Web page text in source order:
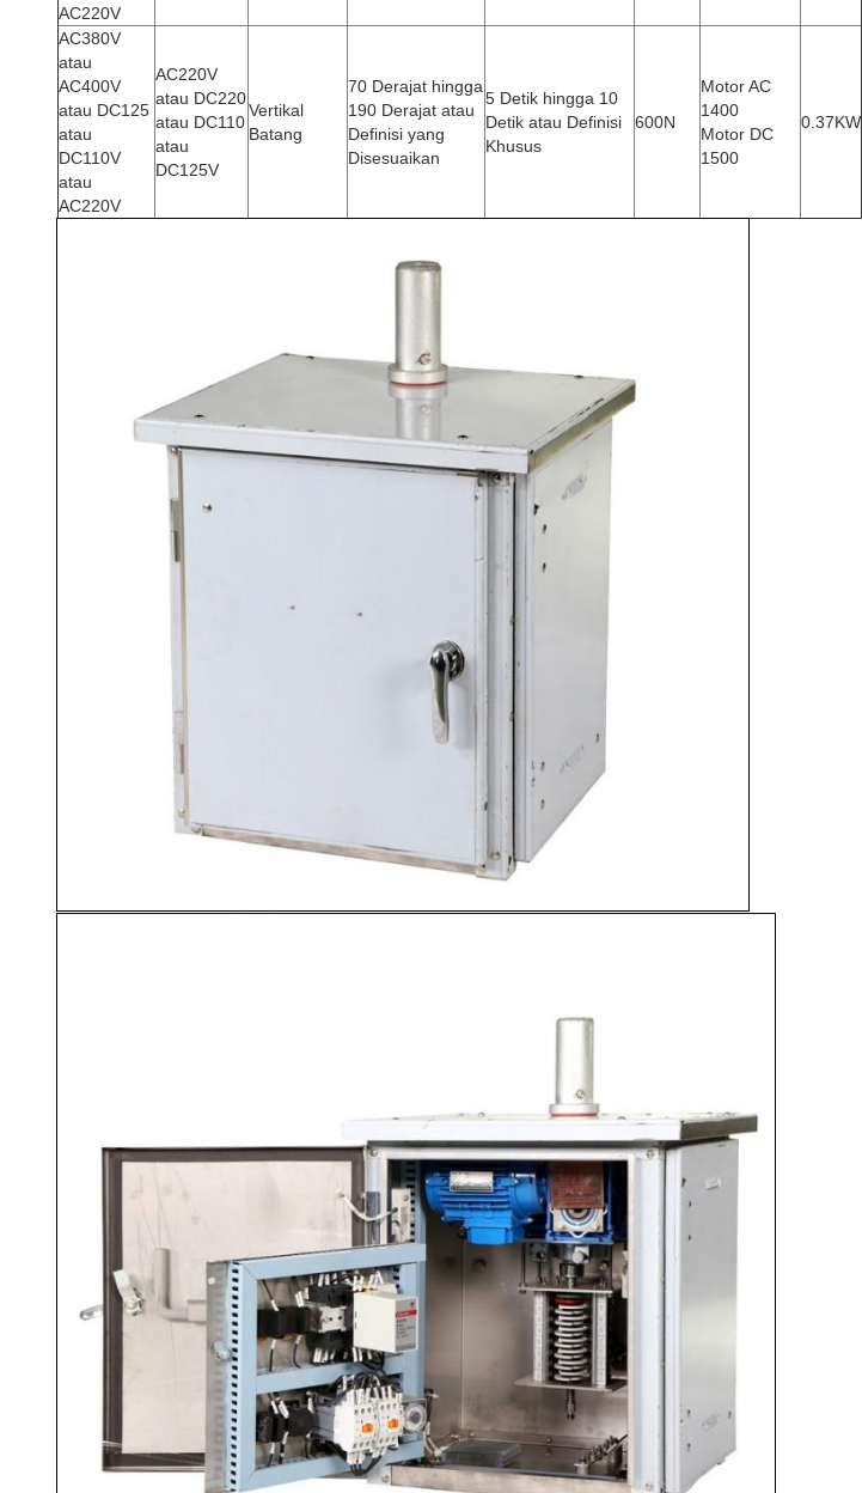
AC220V
AC380V
atau
AC400V
atau DC125
atau
DC110V
atau
AC220V
AC220V
atau DC220
atau DC110
atau
DC125V
Vertikal
Batang
70 Derajat hingga
190 Derajat atau
Definisi yang
Disesuaikan
5 Detik hingga 10
Detik atau Definisi
Khusus
600N
Motor AC
1400
Motor DC
1500
0.37KW